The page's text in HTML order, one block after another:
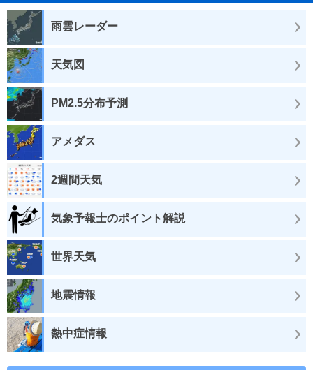
雨雲レーダー
天気図
PM2.5分布予測
アメダス
2週間天気
気象予報士のポイント解説
世界天気
地震情報
熱中症情報